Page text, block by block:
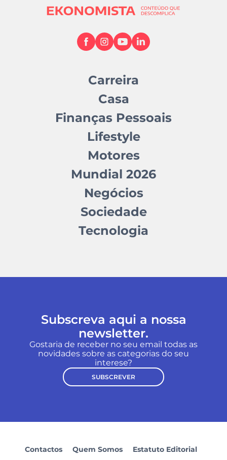
Carreira
Casa
Finanças Pessoais
Lifestyle
Motores
Mundial 2026
Negócios
Sociedade
Tecnologia
Subscreva aqui a nossa
newsletter.
Gostaria de receber no seu email todas as
novidades sobre as categorias do seu
interese?
SUBSCREVER
Contactos Quem Somos
Estatuto Editorial